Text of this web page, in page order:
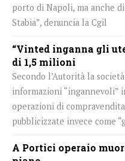
porto di Napoli, ma anche
Stabia”, denuncia la Cgil
“Vinted inganna gli
di 1,5 milioni
Secondo l’Autorità la
informazioni “ingannevoli”
operazioni di
pubblicizzate invece come
A Portici operaio